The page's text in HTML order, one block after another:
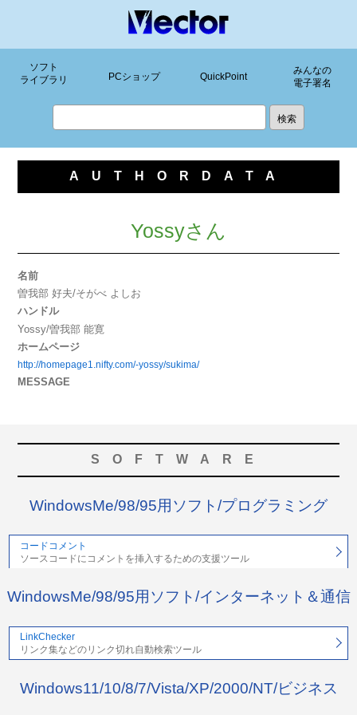
ソフト
ライブラリ
PCショップ QuickPoint
みんなの
電子署名
AUTHORDATA
Yossyさん
名前
曽我部 好夫/そがべ よしお
ハンドル
Yossy/曽我部 能寛
ホームページ
http://homepage1.nifty.com/-yossy/sukima/
MESSAGE
SOFTWARE
WindowsMe/98/95用ソフト/プログラミング
コードコメント
ソースコードにコメントを挿入するための支援ツール
WindowsMe/98/95用ソフト/インターネット＆通信
LinkChecker
リンク集などのリンク切れ自動検索ツール
Windows11/10/8/7/Vista/XP/2000/NT/ビジネス